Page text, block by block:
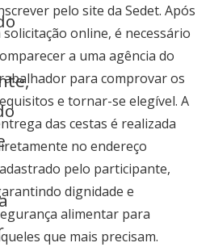
pelo site da Sedet. Após
solicitação online, é necessário
a uma agência do
para comprovar os
e tornar-se elegível. A
das cestas é realizada
no endereço
pelo participante,
dignidade e
alimentar para
que mais precisam.